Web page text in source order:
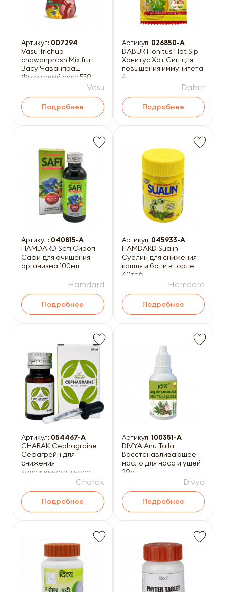
Артикул: 007294
Vasu Trichup
chawanprash Mix fruit
Васу Чаванпраш
Фруктовый микс 550г
Vasu
Подробнее
Артикул: 026850-A
DABUR Honitus Hot Sip
Хонитус Хот Сип для
повышения иммунитета
4г
Dabur
Подробнее
Артикул: 040815-A
HAMDARD Safi Сироп
Cафи для очищения
организма 100мл
Hamdard
Подробнее
Артикул: 045933-A
HAMDARD Sualin
Суалин для снижения
кашля и боли в горле
60таб
Hamdard
Подробнее
Артикул: 054467-A
CHARAK Cephagraine
Сефагрейн для
снижения
заложенности носа
Charak
Подробнее
Артикул: 100351-A
DIVYA Anu Taila
Восстанавливающее
масло для носа и ушей
20мл
Divya
Подробнее